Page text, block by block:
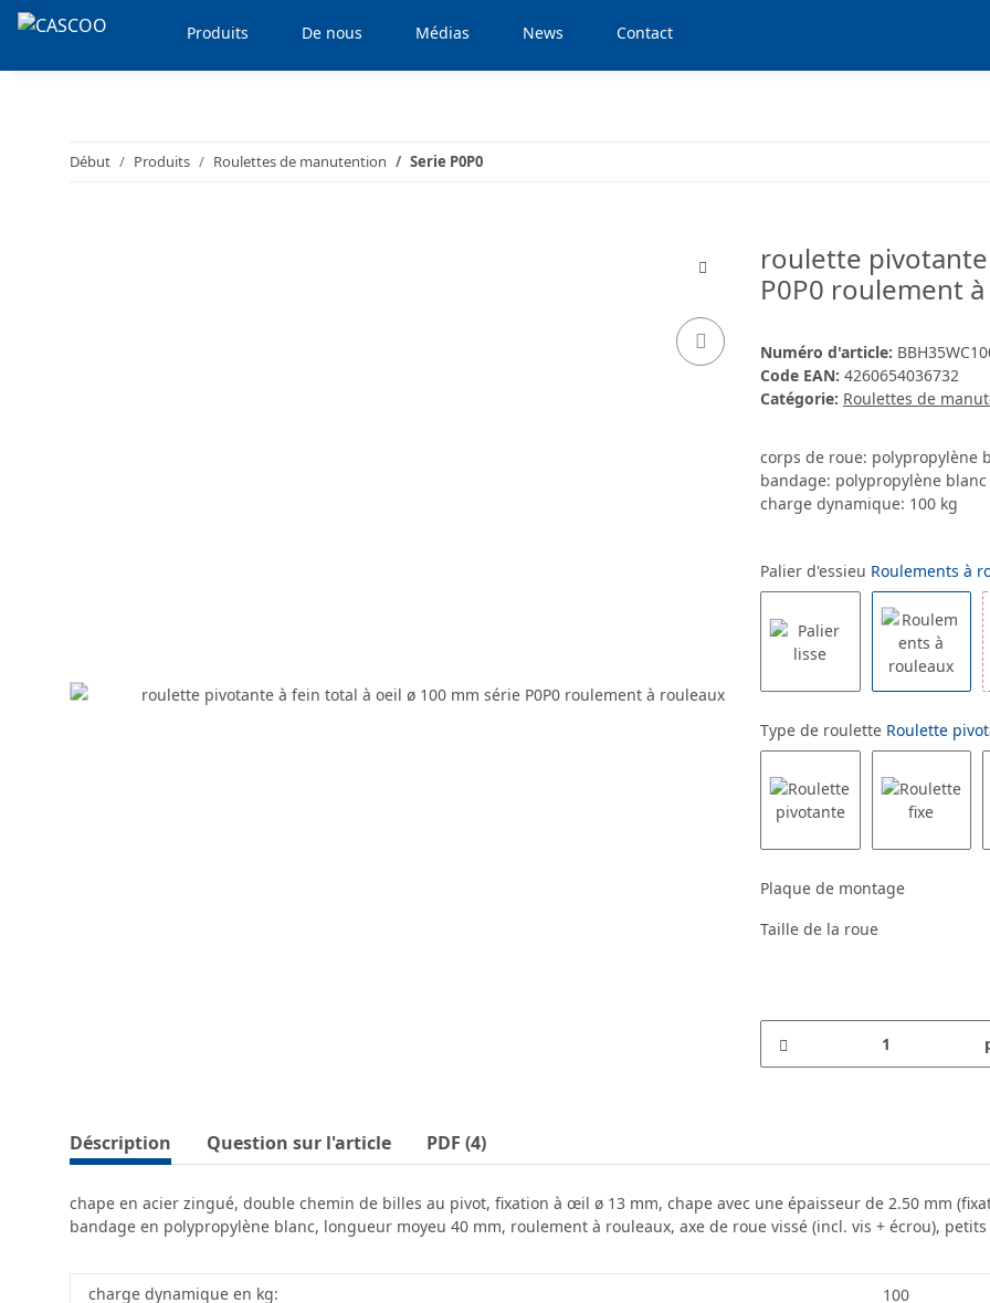
Produits De nous Médias News Contact
Début Produits Roulettes de manutention Serie P0P0
roulette
P0P0 roulement
Numéro d'article:
Code EAN: 4260654036732
Catégorie: Roulettes de
corps de roue: polypropylène
bandage: polypropylène blanc
charge dynamique: 100 kg
Palier d'essieu Roulements à
Type de roulette Roulette
Plaque de montage
Taille de la roue
Déscription Question sur l'article PDF (4)
chape en acier zingué, double chemin de billes au pivot, fixation à œil ø 13 mm, chape avec une épaisseur de 2.50 mm
bandage en polypropylène blanc, longueur moyeu 40 mm, roulement à rouleaux, axe de roue vissé (incl. vis + écrou),
charge dynamique en kg:
100